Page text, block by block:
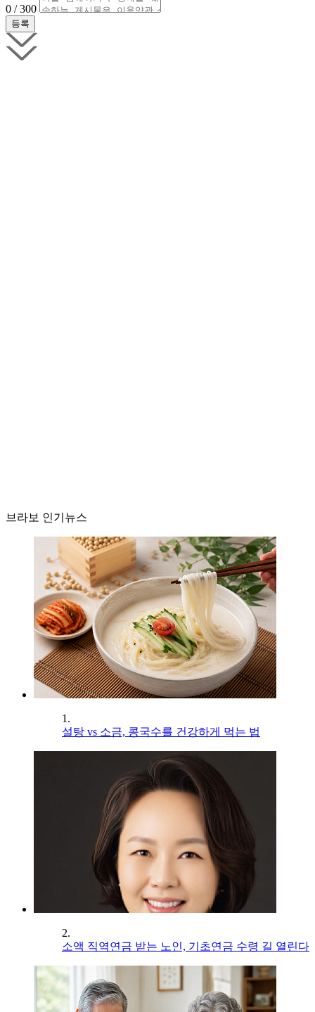
0 / 300
브라보 인기뉴스
1.
설탕 vs 소금, 콩국수를 건강하게 먹는 법
2.
소액 직역연금 받는 노인, 기초연금 수령 길 열린다